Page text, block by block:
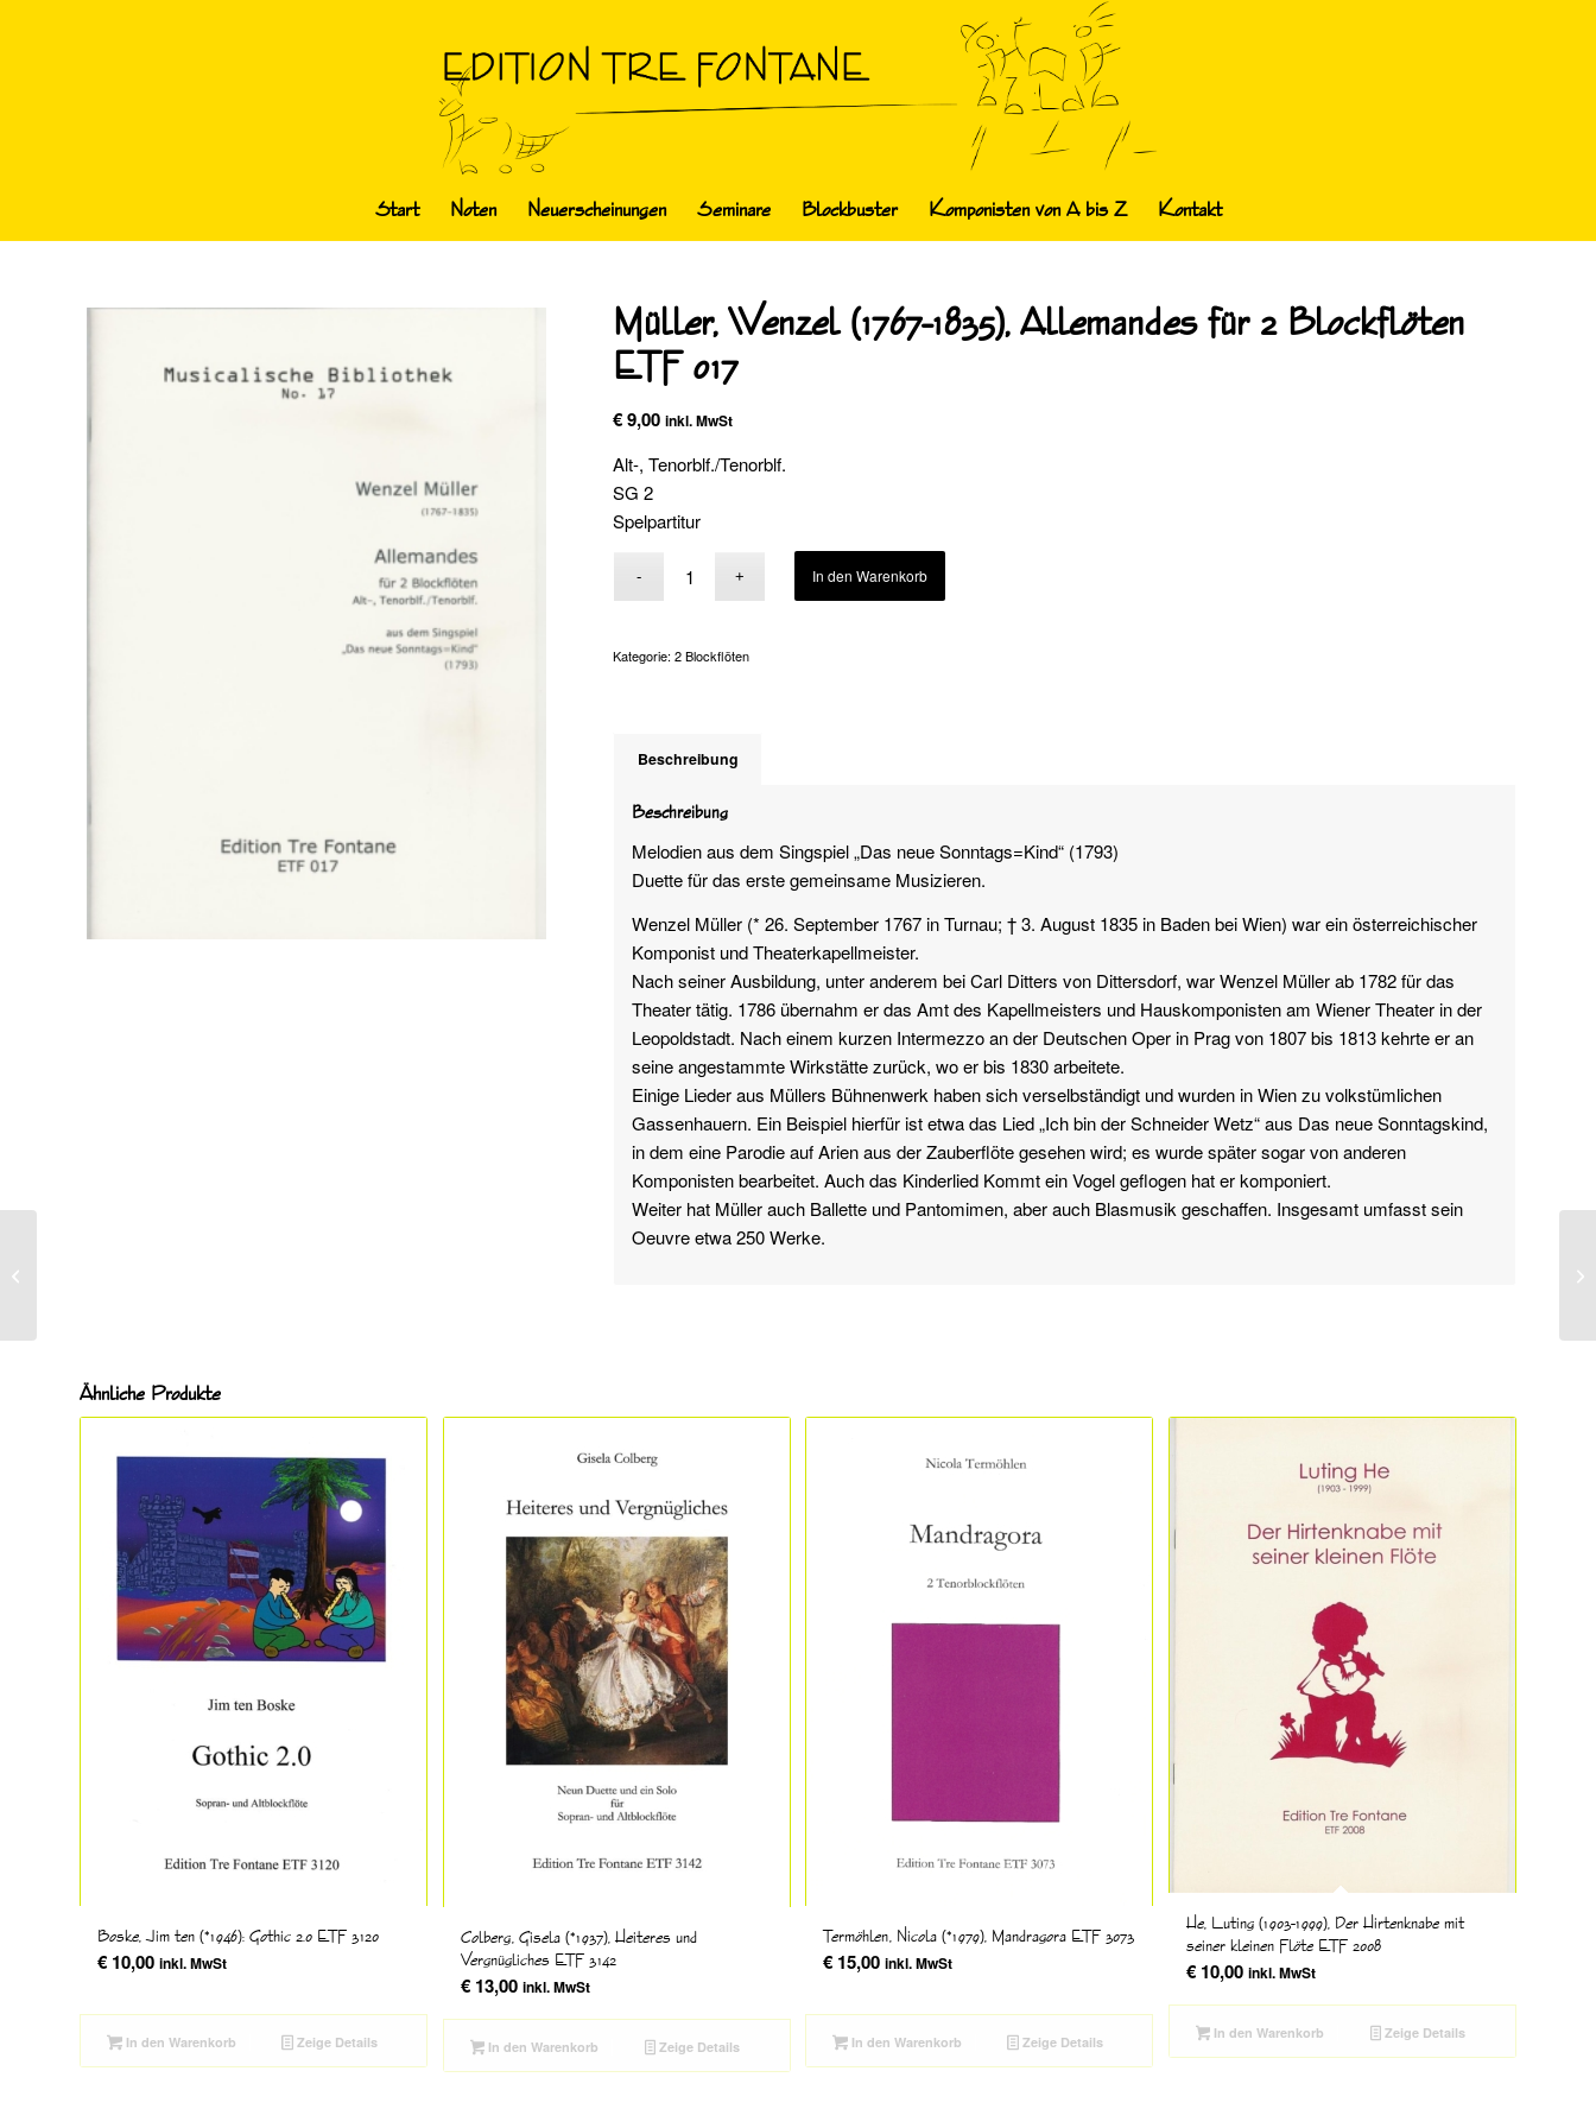
Start Noten Neuerscheinungen Seminare Blockbuster Komponisten von A bis Z Kontakt
Müller, Wenzel (1767-1835), Allemandes für 2 Blockflöten
ETF 017
€9,00 inkl. MwSt
Alt-, Tenorblf./Tenorblf.
SG 2
Spelpartitur
In den Warenkorb
Kategorie:2 Blockflöten
Beschreibung
Beschreibung
Melodien aus dem Singspiel „Das neue Sonntags=Kind“ (1793)
Duette für das erste gemeinsame Musizieren.
Wenzel Müller (* 26. September 1767 in Turnau; † 3. August 1835 in Baden bei Wien) war ein österreichischer
Komponist und Theaterkapellmeister.
Nach seiner Ausbildung, unter anderem bei Carl Ditters von Dittersdorf, war Wenzel Müller ab 1782 für das
Theater tätig. 1786 übernahm er das Amt des Kapellmeisters und Hauskomponisten am Wiener Theater in der
Leopoldstadt. Nach einem kurzen Intermezzo an der Deutschen Oper in Prag von 1807 bis 1813 kehrte er an
seine angestammte Wirkstätte zurück, wo er bis 1830 arbeitete.
Einige Lieder aus Müllers Bühnenwerk haben sich verselbständigt und wurden in Wien zu volkstümlichen
Gassenhauern. Ein Beispiel hierfür ist etwa das Lied „Ich bin der Schneider Wetz“ aus Das neue Sonntagskind,
in dem eine Parodie auf Arien aus der Zauberflöte gesehen wird; es wurde später sogar von anderen
Komponisten bearbeitet. Auch das Kinderlied Kommt ein Vogel geflogen hat er komponiert.
Weiter hat Müller auch Ballette und Pantomimen, aber auch Blasmusik geschaffen. Insgesamt umfasst sein
Oeuvre etwa 250 Werke.
Ähnliche Produkte
Boske, Jim ten (*1946): Gothic 2.0 ETF 3120
€ 10,00 inkl. MwSt
In den Warenkorb Zeige Details
Colberg, Gisela (*1937), Heiteres und
Vergnügliches ETF 3142
€13,00 inkl. MwSt
In den Warenkorb Zeige Details
Termöhlen, Nicola (*1979), Mandragora ETF 3073
€ 15,00 inkl. MwSt
In den Warenkorb Zeige Details
He, Luting (1903-1999), Der Hirtenknabe mit
seiner kleinen Flöte ETF 2008
€10,00 inkl. MwSt
In den Warenkorb Zeige Details